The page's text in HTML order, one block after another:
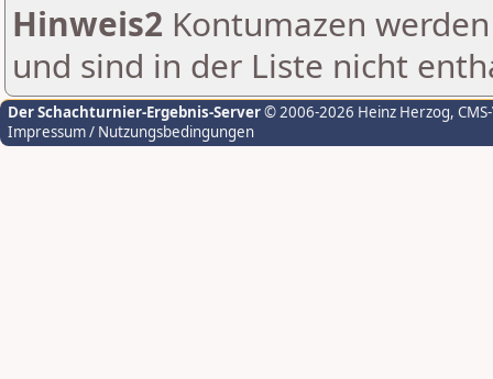
Hinweis2 Kontumazen
und sind in der Liste nicht
Der Schachturnier-Ergebnis-Server© 2006-2026 Heinz Herzog,
Impressum / Nutzungsbedingungen